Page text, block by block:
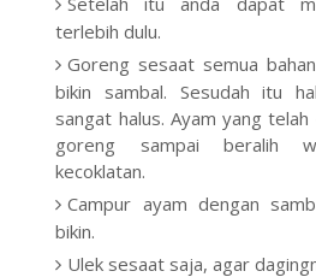
terlebih dulu.
Goreng sesaat semua
bikin sambal. Sesudah itu
sangat halus. Ayam yang
goreng sampai beralih
kecoklatan.
Campur ayam dengan
bikin.
Ulek sesaat saja, agar